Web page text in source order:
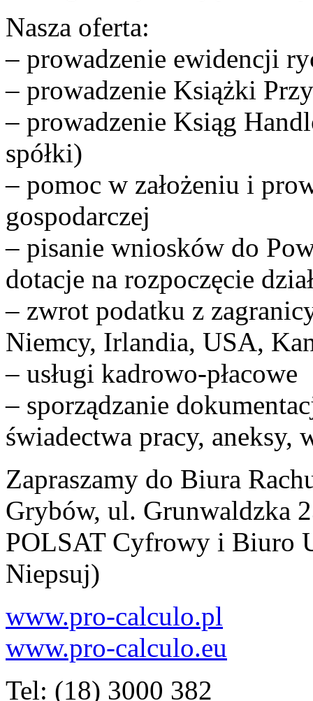
Nasza oferta:
– prowadzenie ewidencji
– prowadzenie Książki
– prowadzenie Ksiąg
spółki)
– pomoc w założeniu i
gospodarczej
– pisanie wniosków do
dotacje na rozpoczęcie
– zwrot podatku z
Niemcy, Irlandia, USA,
– usługi kadrowo-płacowe
– sporządzanie
świadectwa pracy, aneksy,
Zapraszamy do Biura
Grybów, ul. Grunwaldzka
POLSAT Cyfrowy i Biuro
Niepsuj)
www.pro-calculo.pl
www.pro-calculo.eu
Tel: (18) 3000 382